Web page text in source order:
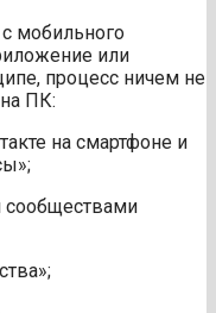
мобильного
или
процесс ничем не
ПК:
на смартфоне и